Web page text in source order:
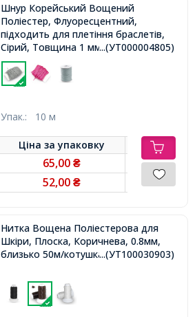
Шнур Корейський Вощений
Поліестер, Флуоресцентний,
підходить для плетіння браслетів,
Сірий, Товщина 1 мм,...(УТ000004805)
Упак.: 10 м
Ціна заупаковку
65,00₴
52,00₴
Нитка Вощена Поліестерова для
Шкіри, Плоска, Коричнева, 0.8мм,
близько 50м/котушка,...(УТ100030903)